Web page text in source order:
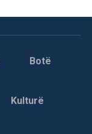
Botë
Kulturë